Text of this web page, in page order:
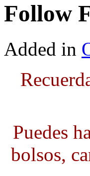
Follow
Added in
Puedes
bolsos,